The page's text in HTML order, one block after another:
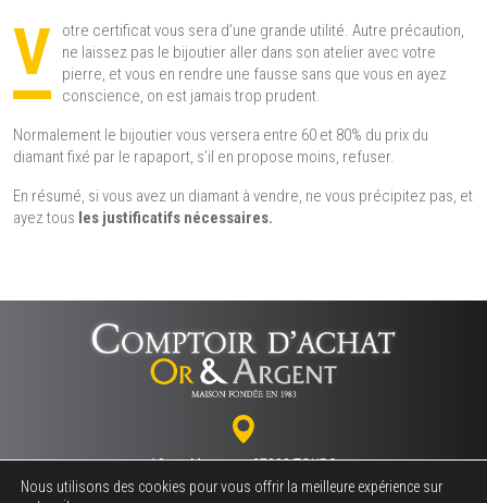
V
otre certificat vous sera d’une grande utilité. Autre précaution,
ne laissez pas le bijoutier aller dans son atelier avec votre
pierre, et vous en rendre une fausse sans que vous en ayez
conscience, on est jamais trop prudent.
Normalement le bijoutier vous versera entre 60 et 80% du prix du
diamant fixé par le rapaport, s’il en propose moins, refuser.
En résumé, si vous avez un diamant à vendre, ne vous précipitez pas, et
ayez tous les justificatifs nécessaires.
18 rue Marceau - 37000 TOURS
Nous utilisons des cookies pour vous offrir la meilleure expérience sur